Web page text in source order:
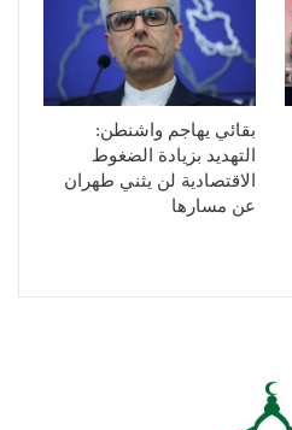
بقائي يهاجم واشنطن:
التهديد بزيادة الضغوط
الاقتصادية لن يثني طهران
عن مسارها